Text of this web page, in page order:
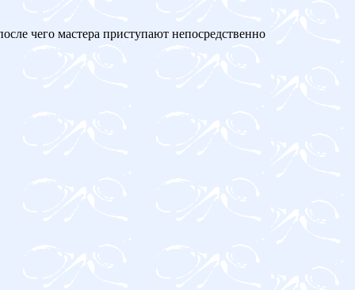
чего мастера приступают непосредственно